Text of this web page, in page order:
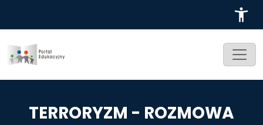
TERRORYZM - ROZMOWA